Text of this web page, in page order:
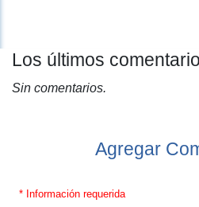
Los últimos
Sin comentarios.
Agregar
* Información requerida